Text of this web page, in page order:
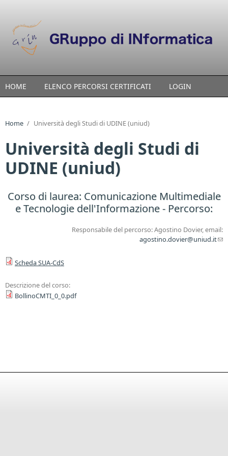
HOME ELENCO PERCORSI CERTIFICATI LOGIN
Home / Università degli Studi di UDINE (uniud)
Università degli Studi di
UDINE (uniud)
Corso di laurea: Comunicazione Multimediale
e Tecnologie dell'Informazione- Percorso:
Responsabile del percorso: Agostino Dovier, email:
agostino.dovier@uniud.it
Scheda SUA-CdS
Descrizione del corso:
BollinoCMTI_0_0.pdf